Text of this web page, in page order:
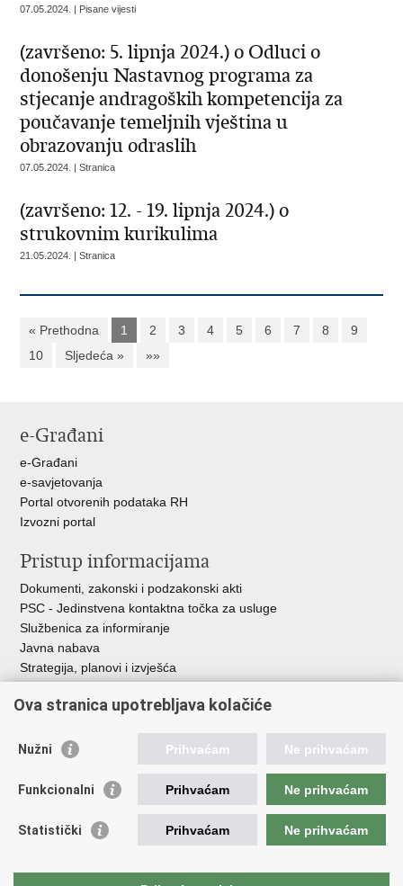
07.05.2024. | Pisane vijesti
(završeno: 5. lipnja 2024.) o Odluci o
donošenju Nastavnog programa za
stjecanje andragoških kompetencija za
poučavanje temeljnih vještina u
obrazovanju odraslih
07.05.2024. | Stranica
(završeno: 12. - 19. lipnja 2024.) o
strukovnim kurikulima
21.05.2024. | Stranica
« Prethodna 1 2 3 4 5 6 7 8
9
10
Sljedeća » »»
e-Građani
e-Građani
e-savjetovanja
Portal otvorenih podataka RH
Izvozni portal
Pristup informacijama
Dokumenti, zakonski i podzakonski akti
PSC - Jedinstvena kontaktna točka za usluge
Službenica za informiranje
Javna nabava
Strategija, planovi i izvješća
Korisne poveznice
Vlada RH
ASOO
CARNET
Ova stranica upotrebljava kolačiće
Nužni Prihvaćam Ne prihvaćam
Funkcionalni Prihvaćam Ne prihvaćam
Statistički Prihvaćam Ne prihvaćam